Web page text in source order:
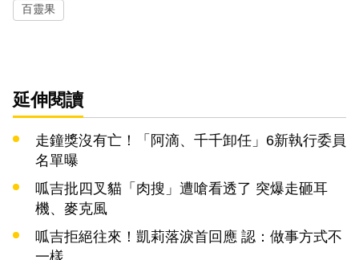
百靈果
延伸閱讀
走鐘獎沒有亡！「阿滴、千千卸任」6新執行委員
名單曝
呱吉批四叉貓「肉搜」遭嗆看透了 突爆走砸耳
機、麥克風
呱吉拒絕往來！凱莉落淚首回應 認：做事方式不
一樣